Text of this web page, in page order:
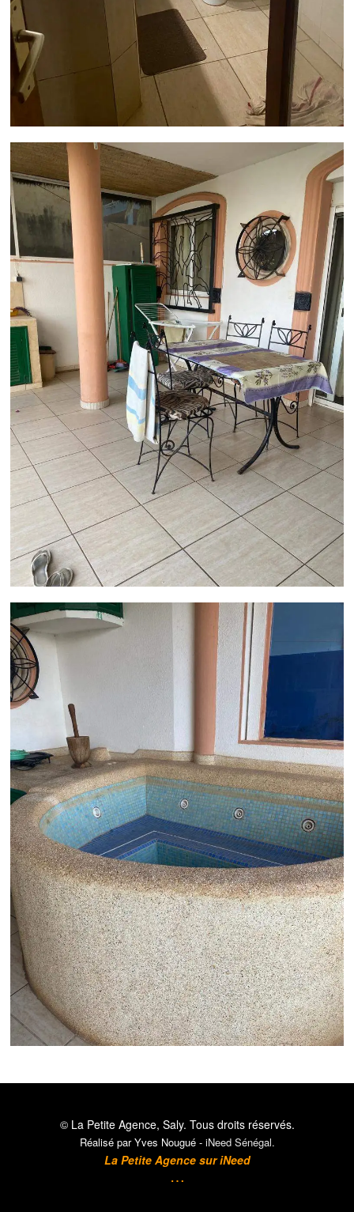
© La Petite Agence, Saly. Tous droits réservés.
Réalisé par Yves Nougué - iNeed Sénégal.
La Petite Agence suriNeed
…